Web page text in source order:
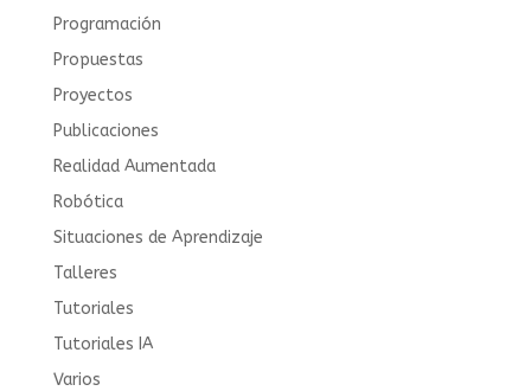
Programación
Propuestas
Proyectos
Publicaciones
Realidad Aumentada
Robótica
Situaciones de Aprendizaje
Talleres
Tutoriales
Tutoriales IA
Varios